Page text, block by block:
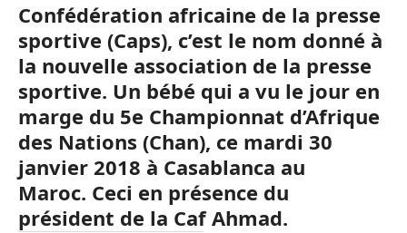
Confédération africaine de la presse
sportive (Caps), c’est le nom donné à
la nouvelle association de la presse
sportive. Un bébé qui a vu le jour en
marge du 5e Championnat d’Afrique
des Nations (Chan), ce mardi 30
janvier 2018 à Casablanca au
Maroc. Ceci en présence du
président de la CafAhmad.